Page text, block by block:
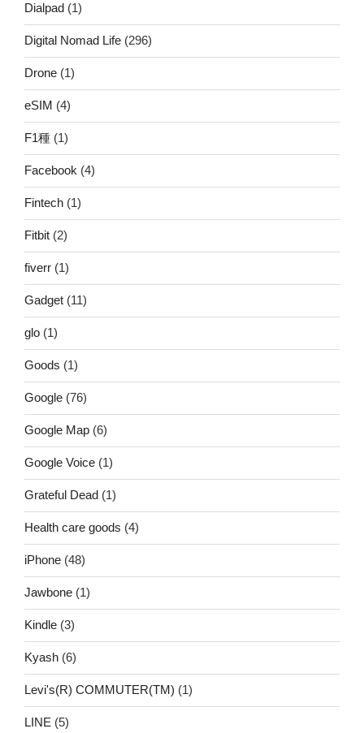
Dialpad (1)
Digital Nomad Life (296)
Drone (1)
eSIM (4)
F1種 (1)
Facebook (4)
Fintech (1)
Fitbit (2)
fiverr (1)
Gadget (11)
glo (1)
Goods (1)
Google (76)
Google Map (6)
Google Voice (1)
Grateful Dead (1)
Health care goods (4)
iPhone (48)
Jawbone (1)
Kindle (3)
Kyash (6)
Levi's(R) COMMUTER(TM) (1)
LINE (5)